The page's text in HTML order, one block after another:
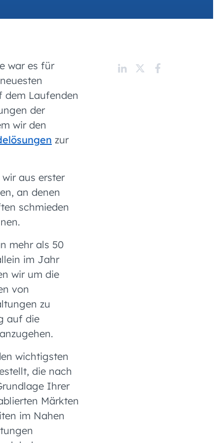
war es für
dem Laufenden
der
wir den
zur
aus erster
an denen
schmieden
mehr als 50
im Jahr
wir um die
von
zu
auf die
wichtigsten
die nach
Ihrer
Märkten
im Nahen